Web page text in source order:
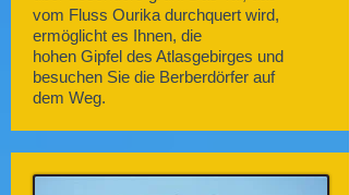
vom Fluss Ourika durchquert wird,
ermöglicht es Ihnen, die
hohen Gipfel des Atlasgebirges und
besuchen Sie die Berberdörfer auf
dem Weg.